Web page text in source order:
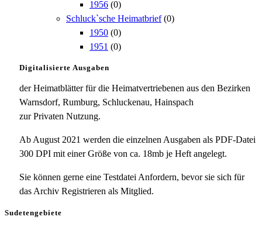
1956 (0)
Schluck`sche Heimatbrief (0)
1950 (0)
1951 (0)
Digitalisierte Ausgaben
der Heimatblätter für die Heimatvertriebenen aus den Bezirken
Warnsdorf, Rumburg, Schluckenau, Hainspach
zur Privaten Nutzung.
Ab August 2021 werden die einzelnen Ausgaben als PDF-Datei
300 DPI mit einer Größe von ca. 18mb je Heft angelegt.
Sie können gerne eine Testdatei Anfordern, bevor sie sich für
das Archiv Registrieren als Mitglied.
Sudetengebiete